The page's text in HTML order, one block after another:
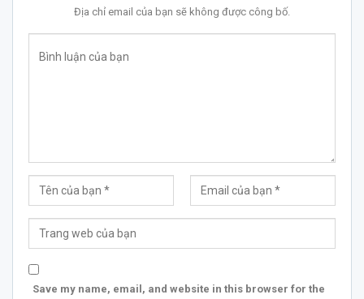
Địa chỉ email của bạn sẽ không được công bố.
Save my name, email, and website in this browser for the